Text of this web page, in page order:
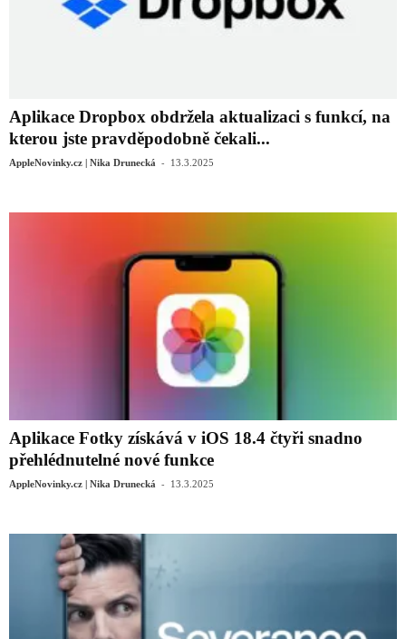
Aplikace Dropbox obdržela aktualizaci s funkcí, na
kterou jste pravděpodobně čekali...
AppleNovinky.cz | Nika Drunecká - 13.3.2025
Aplikace Fotky získává v iOS 18.4 čtyři snadno
přehlédnutelné nové funkce
AppleNovinky.cz | Nika Drunecká - 13.3.2025